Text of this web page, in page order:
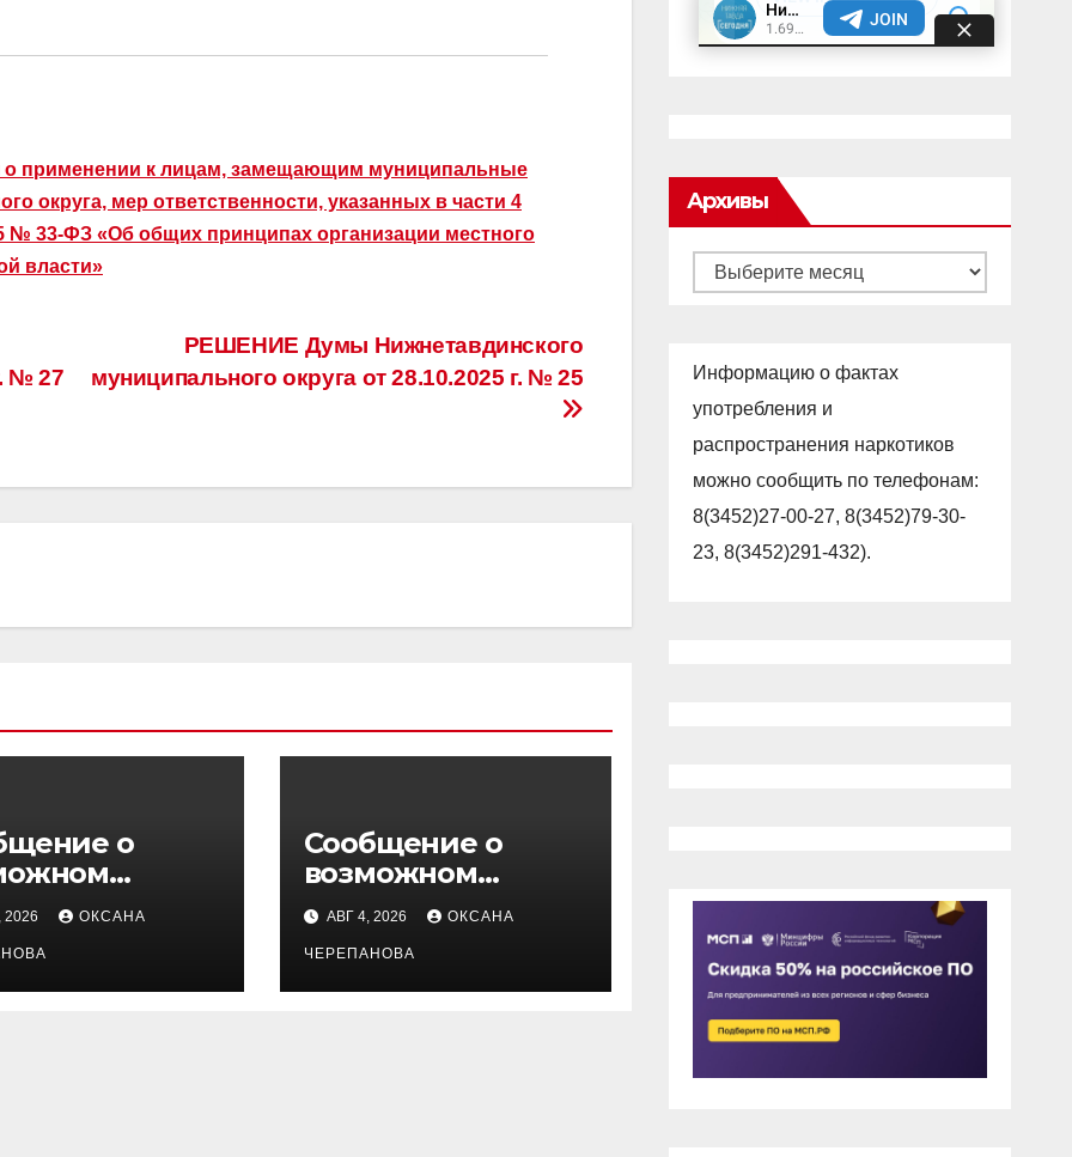
о применении к лицам, замещающим муниципальные
округа, мер ответственности, указанных в части 4
№ 33-ФЗ «Об общих принципах организации местного
власти»
РЕШЕНИЕ Думы Нижнетавдинского
муниципального округа от 28.10.2025 г. № 25
№ 27
о
2026 ОКСАНА
Сообщение о
возможном
установлении
публичного
сервитута
АВГ 4, 2026 ОКСАНА
ЧЕРЕПАНОВА
Архивы
Архивы
Информацию о фактах
употребления и
распространения наркотиков
можно сообщить по телефонам:
8(3452)27-00-27, 8(3452)79-30-
23, 8(3452)291-432).